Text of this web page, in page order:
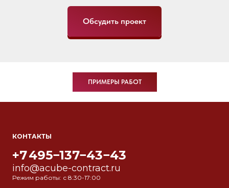
Обсудить проект
ПРИМЕРЫ РАБОТ
КОНТАКТЫ
+7 495−137−43−43
info@acube-contract.ru
Режим работы: с 8:30-17:00